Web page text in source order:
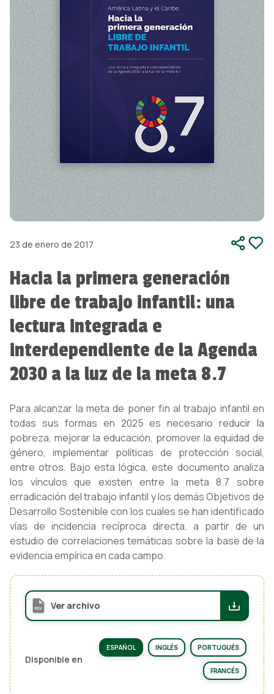
SOCIOS Y ALIADOS ESTRATÉGICOS
23 de enero de 2017
Hacia la primera generación
libre de trabajo infantil: una
lectura integrada e
interdependiente de la Agenda
2030 a la luz de la meta 8.7
Para alcanzar la meta de poner fin al trabajo infantil en
todas sus formas en 2025 es necesario reducir la
pobreza, mejorar la educación, promover la equidad de
género, implementar políticas de protección social,
entre otros. Bajo esta lógica, este documento analiza
los vínculos que existen entre la meta 8.7 sobre
erradicación del trabajo infantil y los demás Objetivos de
Desarrollo Sostenible con los cuales se han identificado
vías de incidencia recíproca directa, a partir de un
estudio de correlaciones temáticas sobre la base de la
evidencia empírica en cada campo.
Ver archivo
Disponible en
ESPAÑOL INGLÉS PORTUGUÉS
FRANCÉS